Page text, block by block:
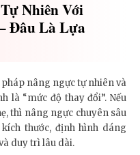
Nhiên Với
Đâu Là Lựa
nâng ngực tự nhiên và
là “mức độ thay đổi”. Nếu
thì nâng ngực chuyên sâu
thước, định hình dáng
duy trì lâu dài.